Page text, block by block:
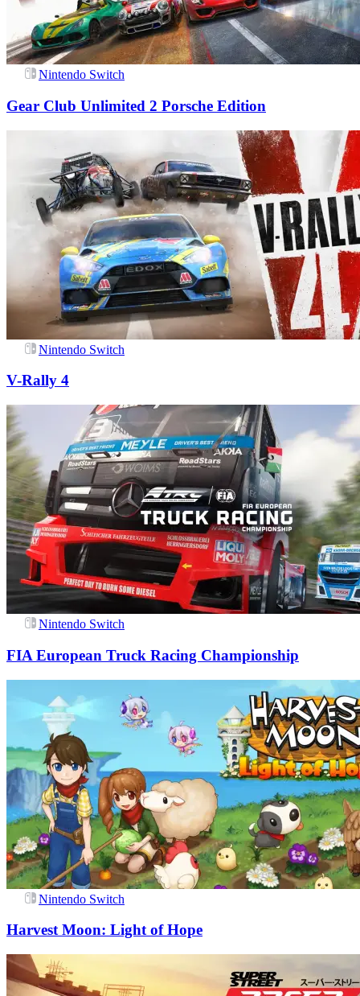
Nintendo Switch
Gear Club Unlimited 2 Porsche Edition
Nintendo Switch
V-Rally 4
Nintendo Switch
FIA European Truck Racing Championship
Nintendo Switch
Harvest Moon: Light of Hope